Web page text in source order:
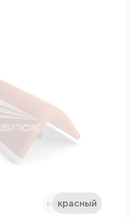
красный